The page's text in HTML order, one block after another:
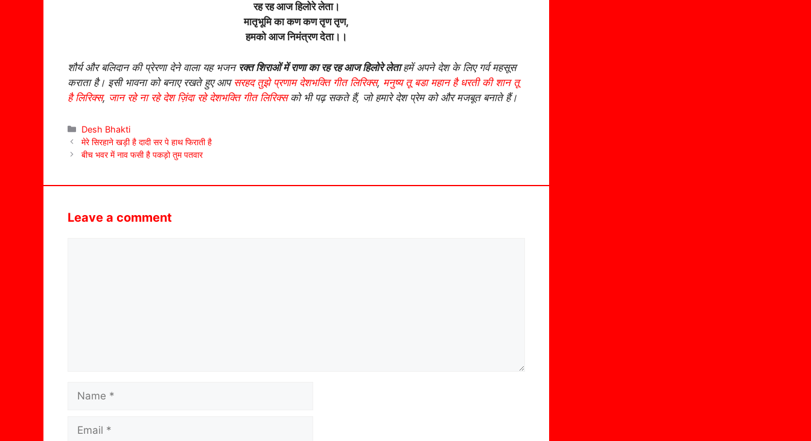
रह रह आज हिलोरे लेता।
मातृभूमि का कण कण तृण तृण,
हमको आज निमंत्रण देता।।
शौर्य और बलिदान की प्रेरणा देने वाला यह भजन रक्त शिराओं में राणा का रह रह आज हिलोरे लेताहमें अपने देश के लिए गर्व महसूस
कराता है। इसी भावना को बनाए रखते हुए आप सरहद तुझे प्रणाम देशभक्ति गीत लिरिक्स, मनुष्य तू बडा महान है धरती की शान तू
है लिरिक्स, जान रहे ना रहे देश ज़िंदा रहे देशभक्ति गीत लिरिक्सको भी पढ़ सकते हैं, जो हमारे देश प्रेम को और मजबूत बनाते हैं।
Categories
Desh Bhakti
मेरे सिरहाने खड़ी है दादी सर पे हाथ फिराती है
बीच भवर में नाव फसी है पकड़ो तुम पतवार
Leave a comment